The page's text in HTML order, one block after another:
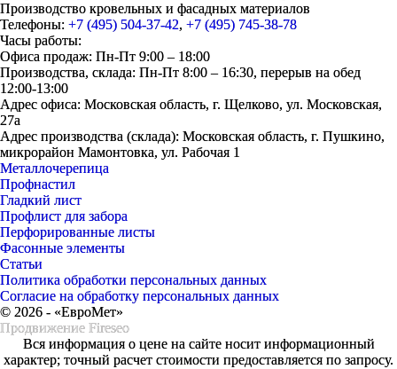
Производство кровельных и фасадных материалов
Телефоны: +7 (495) 504-37-42, +7 (495) 745-38-78
Часы работы:
Офиса продаж: Пн-Пт 9:00 – 18:00
Производства, склада: Пн-Пт 8:00 – 16:30, перерыв на обед
12:00-13:00
Адрес офиса: Московская область, г. Щелково, ул. Московская,
27а
Адрес производства (склада): Московская область, г. Пушкино,
микрорайон Мамонтовка, ул. Рабочая 1
Металлочерепица
Профнастил
Гладкий лист
Профлист для забора
Перфорированные листы
Фасонные элементы
Статьи
Политика обработки персональных данных
Согласие на обработку персональных данных
© 2026 - «ЕвроМет»
Продвижение Fireseo
Вся информация о цене на сайте носит информационный
характер; точный расчет стоимости предоставляется по запросу.